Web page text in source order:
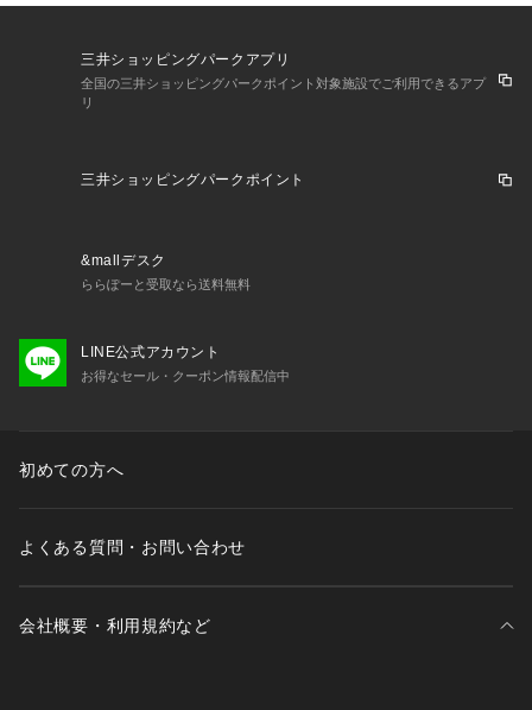
三井ショッピングパークアプリ
全国の三井ショッピングパークポイント対象施設でご利用できるアプ
リ
三井ショッピングパークポイント
&mallデスク
ららぽーと受取なら送料無料
LINE公式アカウント
お得なセール・クーポン情報配信中
初めての方へ
よくある質問・お問い合わせ
会社概要・利用規約など